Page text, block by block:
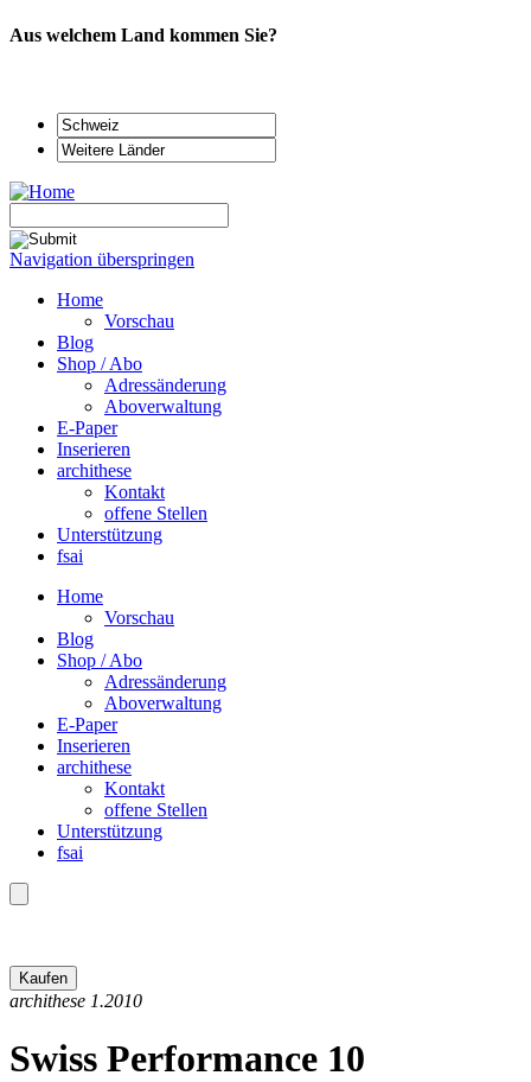
Aus welchem Land kommen Sie?
Navigation überspringen
Home
Vorschau
Blog
Shop / Abo
Adressänderung
Aboverwaltung
E-Paper
Inserieren
archithese
Kontakt
offene Stellen
Unterstützung
fsai
Home
Vorschau
Blog
Shop / Abo
Adressänderung
Aboverwaltung
E-Paper
Inserieren
archithese
Kontakt
offene Stellen
Unterstützung
fsai
archithese 1.2010
Swiss Performance 10